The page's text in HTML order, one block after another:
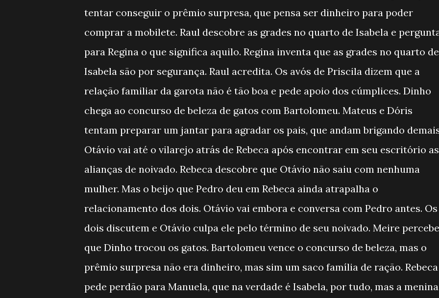
tentar conseguir o prêmio surpresa, que pensa ser dinheiro para poder
comprar a mobilete. Raul descobre as grades no quarto de Isabela e
para Regina o que significa aquilo. Regina inventa que as grades no quarto de
Isabela são por segurança. Raul acredita. Os avós de Priscila dizem que a
relação familiar da garota não é tão boa e pede apoio dos cúmplices. Dinho
chega ao concurso de beleza de gatos com Bartolomeu. Mateus e Dóris
tentam preparar um jantar para agradar os pais, que andam brigando
Otávio vai até o vilarejo atrás de Rebeca após encontrar em seu escritório as
alianças de noivado. Rebeca descobre que Otávio não saiu com nenhuma
mulher. Mas o beijo que Pedro deu em Rebeca ainda atrapalha o
relacionamento dos dois. Otávio vai embora e conversa com Pedro antes. Os
dois discutem e Otávio culpa ele pelo término de seu noivado. Meire percebe
que Dinho trocou os gatos. Bartolomeu vence o concurso de beleza, mas o
prêmio surpresa não era dinheiro, mas sim um saco família de ração. Rebeca
pede perdão para Manuela, que na verdade é Isabela, por tudo, mas a menina